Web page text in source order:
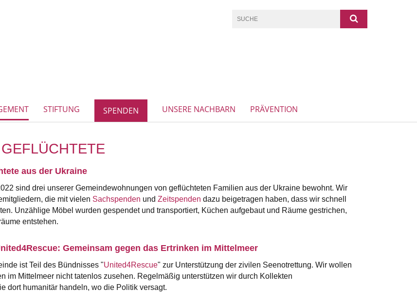
STIFTUNG SPENDEN UNSERE NACHBARN PRÄVENTION
aus der Ukraine
sind drei unserer Gemeindewohnungen von geflüchteten Familien aus der Ukraine bewohnt. Wir
die mit vielen Sachspenden und Zeitspenden dazu beigetragen haben, dass wir schnell
Unzählige Möbel wurden gespendet und transportiert, Küchen aufgebaut und Räume gestrichen,
entstehen.
Gemeinsam gegen das Ertrinken im Mittelmeer
ist Teil des Bündnisses "United4Rescue" zur Unterstützung der zivilen Seenotrettung. Wir wollen
im Mittelmeer nicht tatenlos zusehen. Regelmäßig unterstützen wir durch Kollekten
dort humanitär handeln, wo die Politik versagt.